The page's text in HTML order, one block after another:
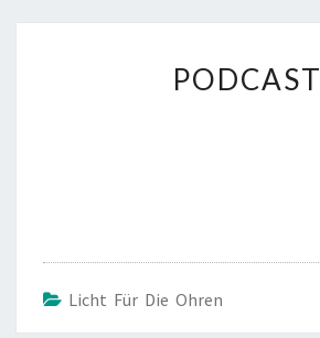
PODCAST
Licht Für Die Ohren